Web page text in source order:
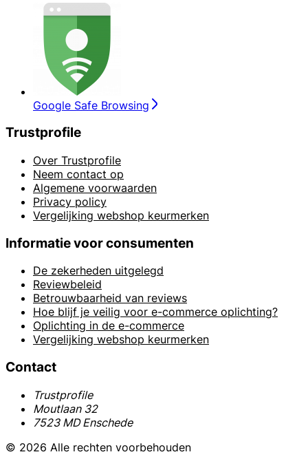
Google Safe Browsing
Trustprofile
Over Trustprofile
Neem contact op
Algemene voorwaarden
Privacy policy
Vergelijking webshop keurmerken
Informatie voor consumenten
De zekerheden uitgelegd
Reviewbeleid
Betrouwbaarheid van reviews
Hoe blijf je veilig voor e-commerce oplichting?
Oplichting in de e-commerce
Vergelijking webshop keurmerken
Contact
Trustprofile
Moutlaan 32
7523 MD Enschede
© 2026 Alle rechten voorbehouden